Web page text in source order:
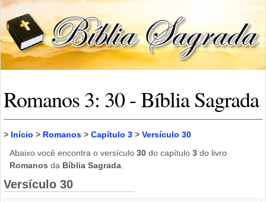
Romanos 3: 30 - Bíblia Sagrada
> Início > Romanos > Capítulo 3 > Versículo 30
Abaixo você encontra o versículo 30 do capítulo 3 do livro
Romanos da Bíblia Sagrada
Versículo 30